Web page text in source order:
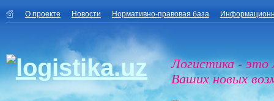
О проекте Новости Нормативно-правовая база
Логистика - это
Ваших новых